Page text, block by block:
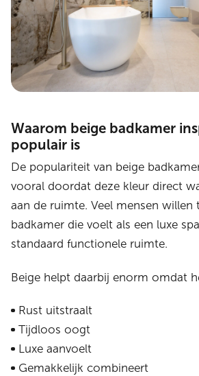
Waarom beige badkamer
populair is
De populariteit van beige
vooral doordat deze kleur direct
aan de ruimte. Veel mensen
badkamer die voelt als een luxe
standaard functionele ruimte.
Beige helpt daarbij enorm omdat
Rust uitstraalt
Tijdloos oogt
Luxe aanvoelt
Gemakkelijk combineert